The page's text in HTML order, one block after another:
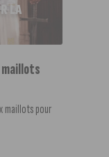
LA
maillots
maillots pour